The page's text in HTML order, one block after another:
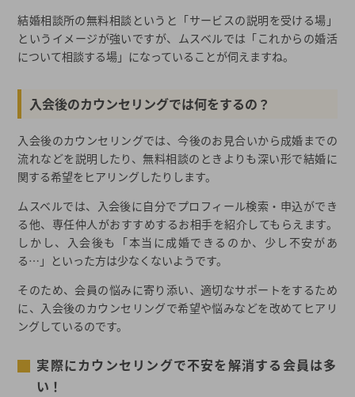
結婚相談所の無料相談というと「サービスの説明を受ける場」
というイメージが強いですが、ムスベルでは「これからの婚活
について相談する場」になっていることが伺えますね。
入会後のカウンセリングでは何をするの？
入会後のカウンセリングでは、今後のお見合いから成婚までの
流れなどを説明したり、無料相談のときよりも深い形で結婚に
関する希望をヒアリングしたりします。
ムスベルでは、入会後に自分でプロフィール検索・申込ができ
る他、専任仲人がおすすめするお相手を紹介してもらえます。
しかし、入会後も「本当に成婚できるのか、少し不安があ
る…」といった方は少なくないようです。
そのため、会員の悩みに寄り添い、適切なサポートをするため
に、入会後のカウンセリングで希望や悩みなどを改めてヒアリ
ングしているのです。
実際にカウンセリングで不安を解消する会員は多
い！